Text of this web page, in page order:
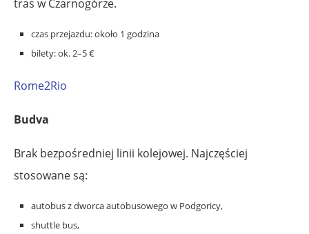
tras w Czarnogórze.
czas przejazdu: około 1 godzina
bilety: ok. 2–5 €
Rome2Rio
Budva
Brak bezpośredniej linii kolejowej. Najczęściej
stosowane są:
autobus z dworca autobusowego w Podgoricy,
shuttle bus,